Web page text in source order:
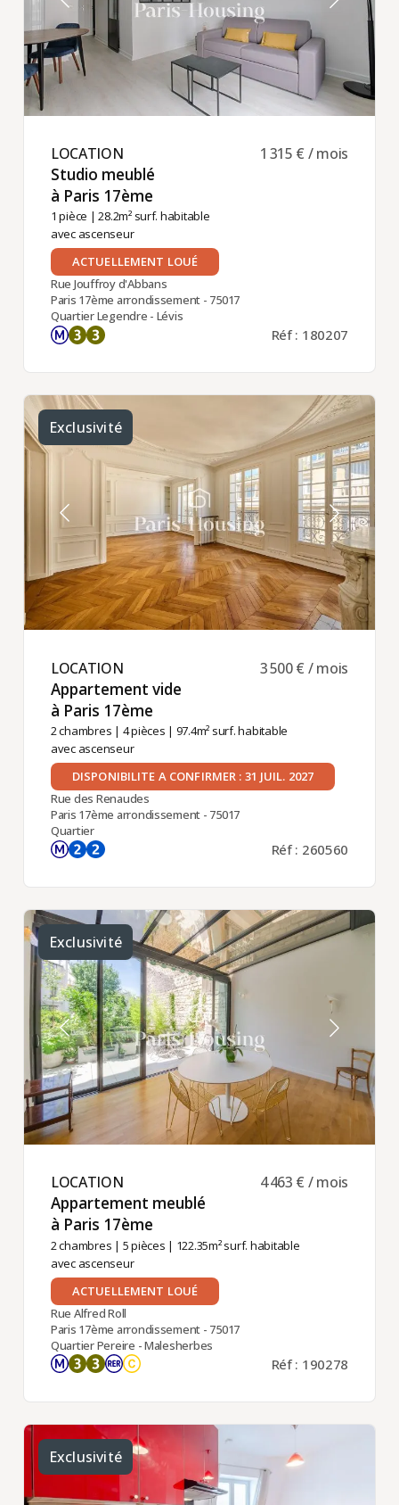
LOCATION ​
Studio meublé
à Paris 17ème ​
1 pièce | 28.2m² surf. habitable
avec ascenseur
1 315 € / mois
ACTUELLEMENT LOUÉ
Rue Jouffroy d'Abbans
Paris 17ème arrondissement - 75017
Quartier Legendre - Lévis
Réf : 180207
Exclusivité
LOCATION ​
Appartement vide
à Paris 17ème ​
2 chambres | 4 pièces | 97.4m² surf. habitable
avec ascenseur
3 500 € / mois
DISPONIBILITE A CONFIRMER : 31 JUIL. 2027
Rue des Renaudes
Paris 17ème arrondissement - 75017
Quartier
Réf : 260560
Exclusivité
LOCATION ​
Appartement meublé
à Paris 17ème ​
2 chambres | 5 pièces | 122.35m² surf. habitable
avec ascenseur
4 463 € / mois
ACTUELLEMENT LOUÉ
Rue Alfred Roll
Paris 17ème arrondissement - 75017
Quartier Pereire - Malesherbes
Réf : 190278
Exclusivité